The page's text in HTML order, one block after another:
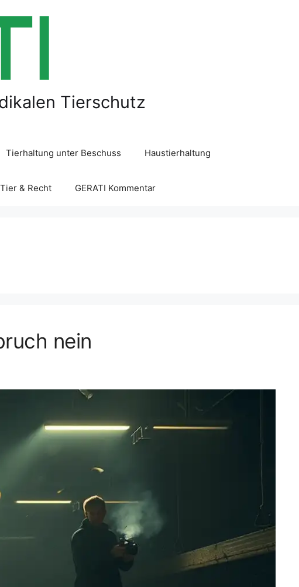
Tierschutz
Tierhaltung unter Beschuss Haustierhaltung
& Recht GERATI Kommentar
nein